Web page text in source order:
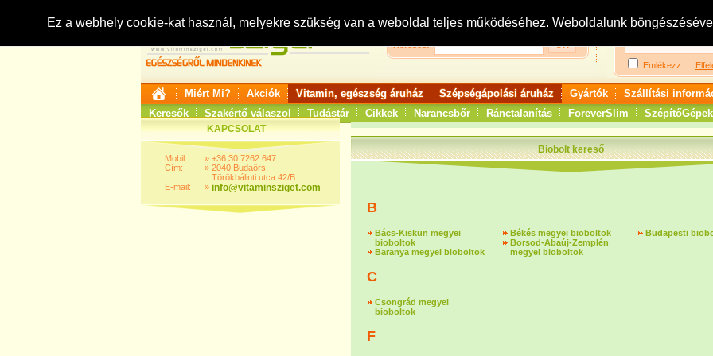
Ez a webhely cookie-kat használ, melyekre szükség van a weboldal teljes működéséhez. Weboldalunk
Keresés:
Bejelentkezés:
Emlékezz
Miért Mi? Akciók Vitamin, egészség áruház Szépségápolási áruház Gyártók Szállítási
Keresők
Szakértő válaszol Tudástár Cikkek Narancsbőr Ránctalanítás ForeverSlim SzépítőGépek
KAPCSOLAT
Mobil:
Cím:
E-mail:
»
»
»
+36 30 7262 647
2040 Budaörs,
Törökbálinti utca 42/B
info@vitaminsziget.com
Biobolt kereső
B
Bács-Kiskun megyei
bioboltok
Baranya megyei bioboltok
Békés megyei bioboltok
Borsod-Abaúj-Zemplén
megyei bioboltok
Budapesti
C
Csongrád megyei
bioboltok
F